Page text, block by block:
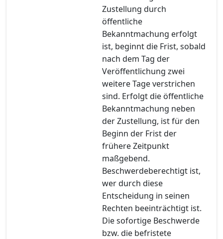
Zustellung durch
öffentliche
Bekanntmachung erfolgt
ist, beginnt die Frist, sobald
nach dem Tag der
Veröffentlichung zwei
weitere Tage verstrichen
sind. Erfolgt die öffentliche
Bekanntmachung neben
der Zustellung, ist für den
Beginn der Frist der
frühere Zeitpunkt
maßgebend.
Beschwerdeberechtigt ist,
wer durch diese
Entscheidung in seinen
Rechten beeinträchtigt ist.
Die sofortige Beschwerde
bzw. die befristete